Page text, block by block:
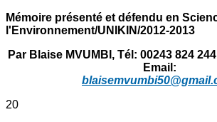
Mémoire présenté et défendu en
l'Environnement/UNIKIN/2012-2013
Par Blaise MVUMBI, Tél: 00243 824
Email:
20